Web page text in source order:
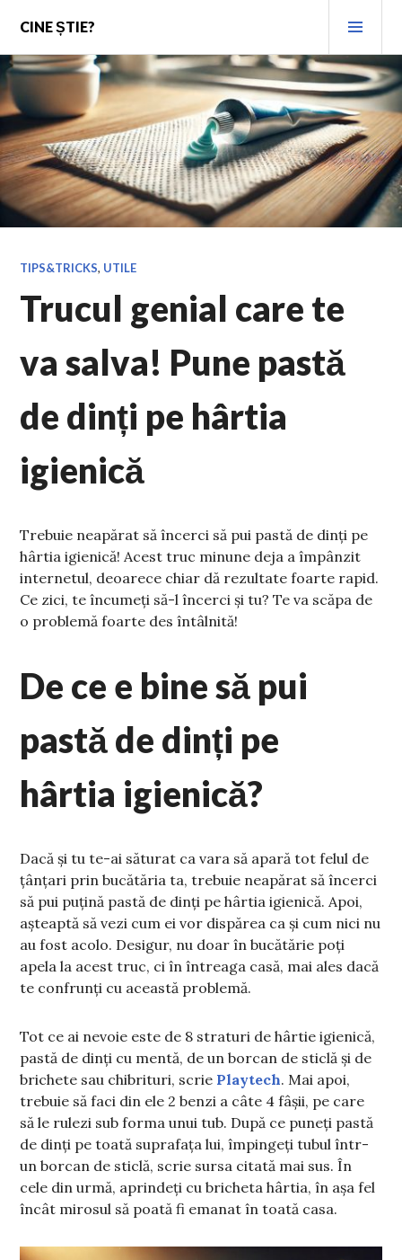
content
CINE ȘTIE?
TIPS&TRICKS, UTILE
Trucul genial care te
va salva! Pune pastă
de dinți pe hârtia
igienică
Trebuie neapărat să încerci să pui pastă de dinți pe
hârtia igienică! Acest truc minune deja a împânzit
internetul, deoarece chiar dă rezultate foarte rapid.
Ce zici, te încumeți să-l încerci și tu? Te va scăpa de
o problemă foarte des întâlnită!
De ce e bine să pui
pastă de dinți pe
hârtia igienică?
Dacă și tu te-ai săturat ca vara să apară tot felul de
țânțari prin bucătăria ta, trebuie neapărat să încerci
să pui puțină pastă de dinți pe hârtia igienică. Apoi,
așteaptă să vezi cum ei vor dispărea ca și cum nici nu
au fost acolo. Desigur, nu doar în bucătărie poți
apela la acest truc, ci în întreaga casă, mai ales dacă
te confrunți cu această problemă.
Tot ce ai nevoie este de 8 straturi de hârtie igienică,
pastă de dinți cu mentă, de un borcan de sticlă și de
brichete sau chibrituri, scrie Playtech. Mai apoi,
trebuie să faci din ele 2 benzi a câte 4 fâșii, pe care
să le rulezi sub forma unui tub. După ce puneți pastă
de dinți pe toată suprafața lui, împingeți tubul într-
un borcan de sticlă, scrie sursa citată mai sus. În
cele din urmă, aprindeți cu bricheta hârtia, în așa fel
încât mirosul să poată fi emanat în toată casa.